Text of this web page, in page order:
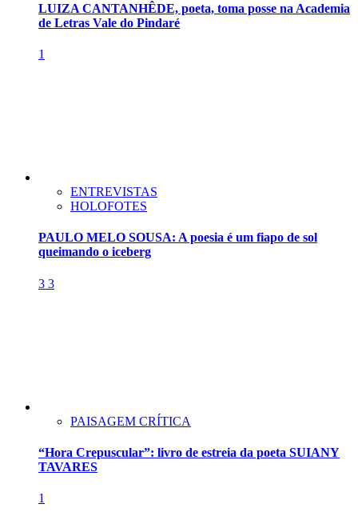
LUIZA CANTANHÊDE, poeta, toma posse na Academia
de Letras Vale do Pindaré
1
ENTREVISTAS
HOLOFOTES
PAULO MELO SOUSA: A poesia é um fiapo de sol
queimando o iceberg
3 3
PAISAGEM CRÍTICA
“Hora Crepuscular”: livro de estreia da poeta SUIANY
TAVARES
1